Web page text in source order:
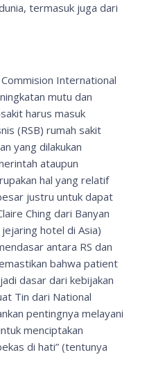
termasuk juga dari
International
mutu dan
harus masuk
(RSB) rumah sakit
yang dilakukan
ataupun
hal yang relatif
justru untuk dapat
Ching dari Banyan
hotel di Asia)
antara RS dan
bahwa patient
dasar dari kebijakan
Tin dari National
pentingnya melayani
menciptakan
di hati” (tentunya